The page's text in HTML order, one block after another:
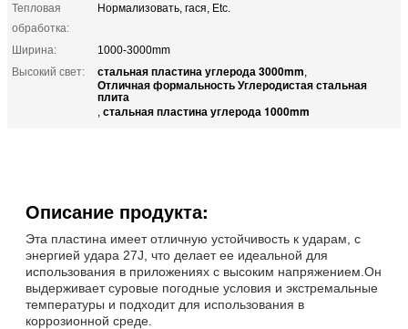
Тепловая
обработка:
Нормализовать, гася, Etc.
Ширина:
1000-3000mm
Высокий свет:
стальная пластина углерода 3000mm,
Отличная формальность Углеродистая стальная
плита
, стальная пластина углерода 1000mm
Описание продукта:
Эта пластина имеет отличную устойчивость к ударам, с
энергией удара 27J, что делает ее идеальной для
использования в приложениях с высоким напряжением.Он
выдерживает суровые погодные условия и экстремальные
температуры и подходит для использования в
коррозионной среде.